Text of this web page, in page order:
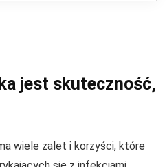
jest skuteczność,
wiele zalet i korzyści, które